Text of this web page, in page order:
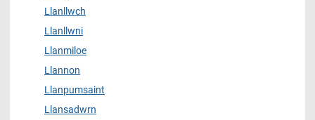
Llanllwch
Llanllwni
Llanmiloe
Llannon
Llanpumsaint
Llansadwrn